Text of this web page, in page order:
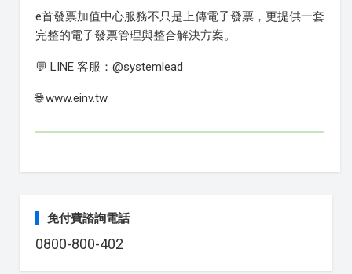
e首發票加值中心服務不只是上傳電子發票，更提供一套
完整的電子發票管理與整合解決方案。
💬 LINE 客服：@systemlead
🌐 www.einv.tw
免付費諮詢電話
0800-800-402